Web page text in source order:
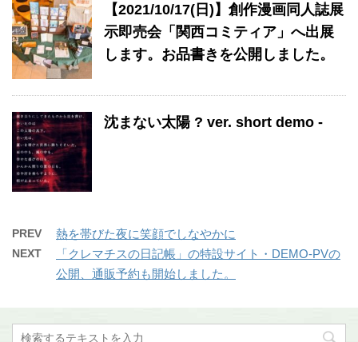
【2021/10/17(日)】創作漫画同人誌展
示即売会「関西コミティア」へ出展
します。お品書きを公開しました。
沈まない太陽 ? ver. short demo -
PREV 熱を帯びた夜に笑顔でしなやかに
NEXT
「クレマチスの日記帳」の特設サイト・DEMO-PVの
公開、通販予約も開始しました。